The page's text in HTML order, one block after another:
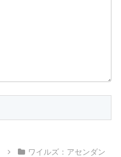
ワイルズ：アセンダン